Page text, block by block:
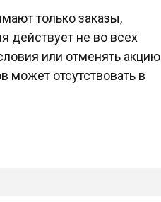
только заказы,
действует не во всех
или отменять акцию
может отсутствовать в